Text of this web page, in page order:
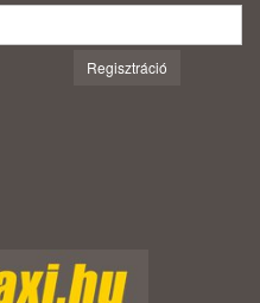
Regisztráció